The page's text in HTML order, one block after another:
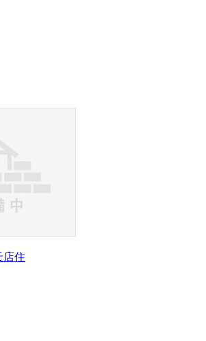
店住